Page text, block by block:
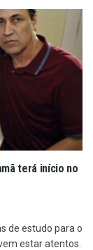
terá início no
de estudo para o
estar atentos.